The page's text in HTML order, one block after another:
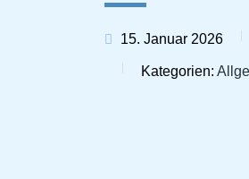
15. Januar 2026
Kategorien: